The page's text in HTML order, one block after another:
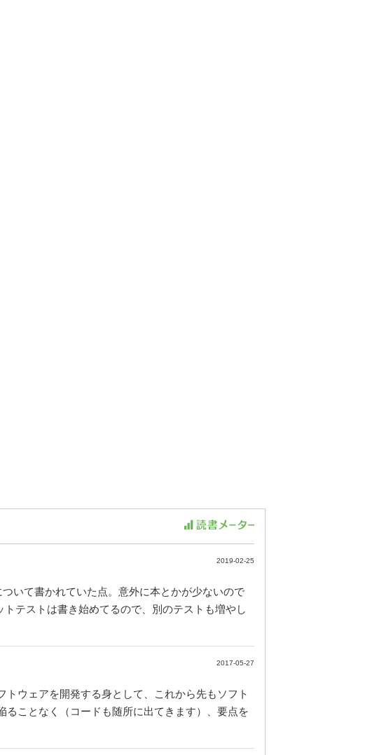
2019-02-25
いて書かれていた点。意外に本とかが少ないので
テストは書き始めてるので、別のテストも増やし
2017-05-27
ウェアを開発する身として、これから先もソフト
ことなく（コードも随所に出てきます）、要点を